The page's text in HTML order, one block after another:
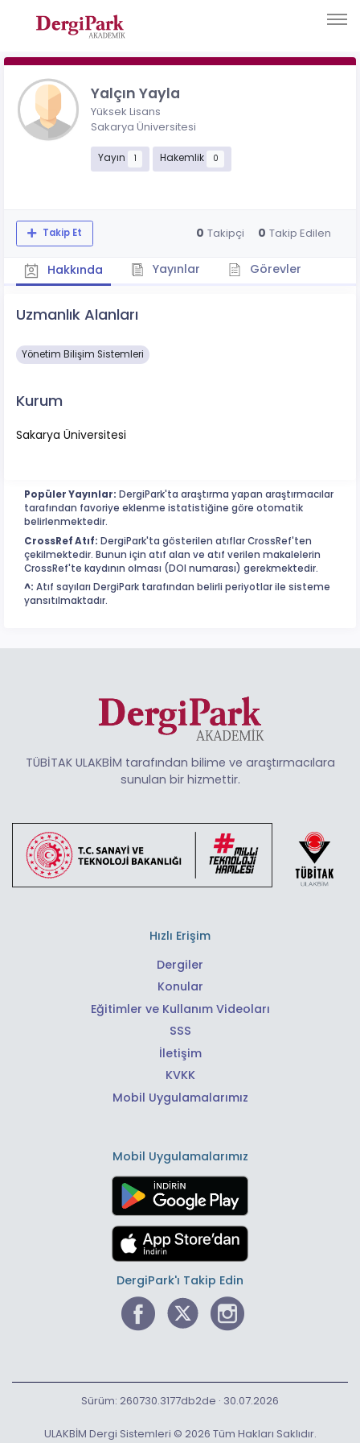
Yalçın Yayla
Yüksek Lisans
Sakarya Üniversitesi
Yayın 1 Hakemlik 0
Takip Et 0 Takipçi 0 Takip Edilen
Hakkında Yayınlar Görevler
Uzmanlık Alanları
Yönetim Bilişim Sistemleri
Kurum
Sakarya Üniversitesi
Popüler Yayınlar: DergiPark'ta araştırma yapan araştırmacılar
tarafından favoriye eklenme istatistiğine göre otomatik
belirlenmektedir.
CrossRef Atıf: DergiPark'ta gösterilen atıflar CrossRef'ten
çekilmektedir. Bunun için atıf alan ve atıf verilen makalelerin
CrossRef'te kaydının olması (DOI numarası) gerekmektedir.
^: Atıf sayıları DergiPark tarafından belirli periyotlar ile sisteme
yansıtılmaktadır.
TÜBİTAK ULAKBİM tarafından bilime ve araştırmacılara
sunulan bir hizmettir.
Hızlı Erişim
Dergiler
Konular
Eğitimler ve Kullanım Videoları
SSS
İletişim
KVKK
Mobil Uygulamalarımız
Mobil Uygulamalarımız
DergiPark'ı Takip Edin
ULAKBİM Dergi Sistemleri © 2026 Tüm Hakları Saklıdır.
Sürüm: 260730.3177db2de · 30.07.2026